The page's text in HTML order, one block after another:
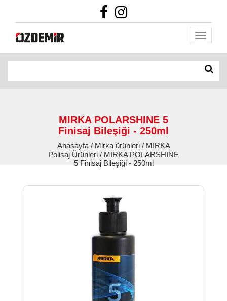
MIRKA POLARSHINE 5
Finisaj Bileşiği - 250ml
Anasayfa / Mirka ürünleri̇ / MIRKA
Polisaj Ürünleri / MIRKA POLARSHINE
5 Finisaj Bileşiği - 250ml